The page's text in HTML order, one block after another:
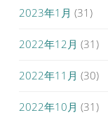
2023年1月 (31)
2022年12月 (31)
2022年11月 (30)
2022年10月 (31)